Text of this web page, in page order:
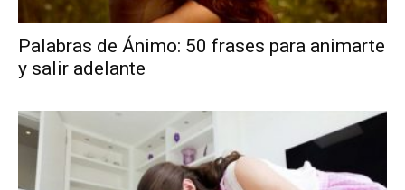
Palabras de Ánimo: 50 frases para animarte
y salir adelante